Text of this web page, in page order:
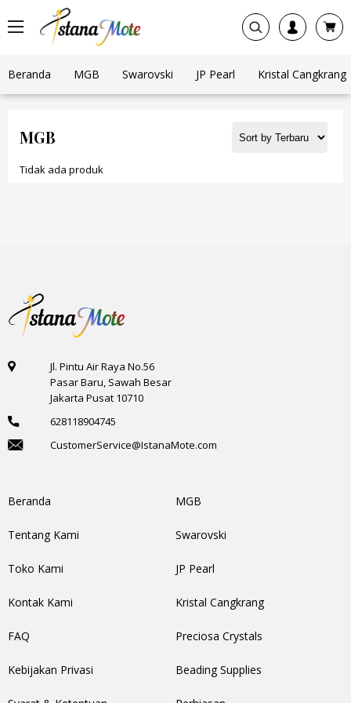
Beranda MGB Swarovski JP Pearl Kristal Cangkrang
MGB
Tidak ada produk
Jl. Pintu Air Raya No.56
Pasar Baru, Sawah Besar
Jakarta Pusat 10710
628118904745
CustomerService@IstanaMote.com
Beranda
Tentang Kami
Toko Kami
Kontak Kami
FAQ
Kebijakan Privasi
MGB
Swarovski
JP Pearl
Kristal Cangkrang
Preciosa Crystals
Beading Supplies